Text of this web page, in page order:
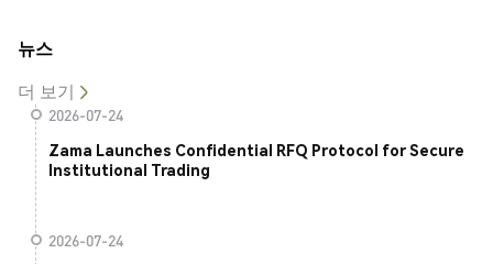
뉴스
더 보기
2026-07-24
Zama Launches Confidential RFQ Protocol for Secure
Institutional Trading
2026-07-24